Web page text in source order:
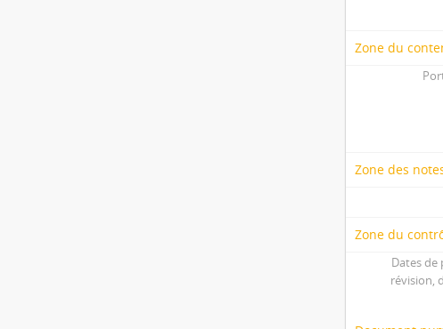
Zone du
Zone des
Zone du
Dates
révision,